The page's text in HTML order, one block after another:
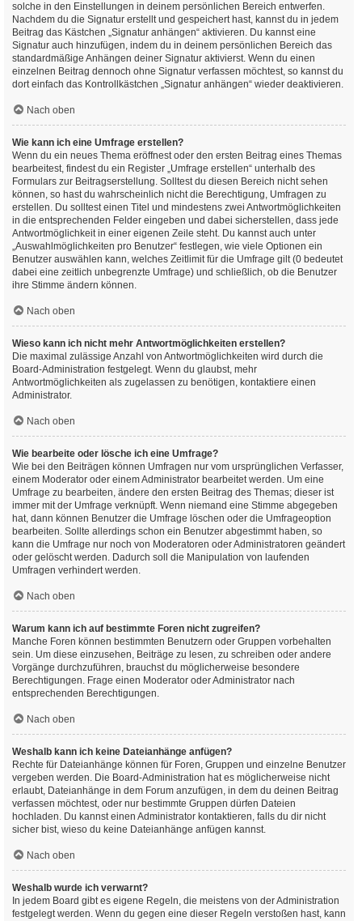
solche in den Einstellungen in deinem persönlichen Bereich entwerfen.
Nachdem du die Signatur erstellt und gespeichert hast, kannst du in jedem
Beitrag das Kästchen „Signatur anhängen“ aktivieren. Du kannst eine
Signatur auch hinzufügen, indem du in deinem persönlichen Bereich das
standardmäßige Anhängen deiner Signatur aktivierst. Wenn du einen
einzelnen Beitrag dennoch ohne Signatur verfassen möchtest, so kannst du
dort einfach das Kontrollkästchen „Signatur anhängen“ wieder deaktivieren.
Nach oben
Wie kann ich eine Umfrage erstellen?
Wenn du ein neues Thema eröffnest oder den ersten Beitrag eines Themas
bearbeitest, findest du ein Register „Umfrage erstellen“ unterhalb des
Formulars zur Beitragserstellung. Solltest du diesen Bereich nicht sehen
können, so hast du wahrscheinlich nicht die Berechtigung, Umfragen zu
erstellen. Du solltest einen Titel und mindestens zwei Antwortmöglichkeiten
in die entsprechenden Felder eingeben und dabei sicherstellen, dass jede
Antwortmöglichkeit in einer eigenen Zeile steht. Du kannst auch unter
„Auswahlmöglichkeiten pro Benutzer“ festlegen, wie viele Optionen ein
Benutzer auswählen kann, welches Zeitlimit für die Umfrage gilt (0 bedeutet
dabei eine zeitlich unbegrenzte Umfrage) und schließlich, ob die Benutzer
ihre Stimme ändern können.
Nach oben
Wieso kann ich nicht mehr Antwortmöglichkeiten erstellen?
Die maximal zulässige Anzahl von Antwortmöglichkeiten wird durch die
Board-Administration festgelegt. Wenn du glaubst, mehr
Antwortmöglichkeiten als zugelassen zu benötigen, kontaktiere einen
Administrator.
Nach oben
Wie bearbeite oder lösche ich eine Umfrage?
Wie bei den Beiträgen können Umfragen nur vom ursprünglichen Verfasser,
einem Moderator oder einem Administrator bearbeitet werden. Um eine
Umfrage zu bearbeiten, ändere den ersten Beitrag des Themas; dieser ist
immer mit der Umfrage verknüpft. Wenn niemand eine Stimme abgegeben
hat, dann können Benutzer die Umfrage löschen oder die Umfrageoption
bearbeiten. Sollte allerdings schon ein Benutzer abgestimmt haben, so
kann die Umfrage nur noch von Moderatoren oder Administratoren geändert
oder gelöscht werden. Dadurch soll die Manipulation von laufenden
Umfragen verhindert werden.
Nach oben
Warum kann ich auf bestimmte Foren nicht zugreifen?
Manche Foren können bestimmten Benutzern oder Gruppen vorbehalten
sein. Um diese einzusehen, Beiträge zu lesen, zu schreiben oder andere
Vorgänge durchzuführen, brauchst du möglicherweise besondere
Berechtigungen. Frage einen Moderator oder Administrator nach
entsprechenden Berechtigungen.
Nach oben
Weshalb kann ich keine Dateianhänge anfügen?
Rechte für Dateianhänge können für Foren, Gruppen und einzelne Benutzer
vergeben werden. Die Board-Administration hat es möglicherweise nicht
erlaubt, Dateianhänge in dem Forum anzufügen, in dem du deinen Beitrag
verfassen möchtest, oder nur bestimmte Gruppen dürfen Dateien
hochladen. Du kannst einen Administrator kontaktieren, falls du dir nicht
sicher bist, wieso du keine Dateianhänge anfügen kannst.
Nach oben
Weshalb wurde ich verwarnt?
In jedem Board gibt es eigene Regeln, die meistens von der Administration
festgelegt werden. Wenn du gegen eine dieser Regeln verstoßen hast, kann